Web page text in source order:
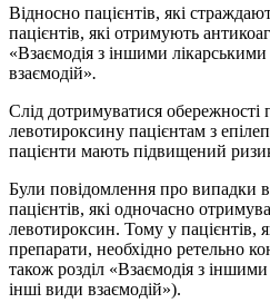
Відносно пацієнтів, які
пацієнтів, які отримують
«Взаємодія з іншими
взаємодій».
Слід дотримуватися обережності
левотироксину пацієнтам з
пацієнти мають підвищений
Були повідомлення про випадки
пацієнтів, які одночасно
левотироксин. Тому у пацієнтів,
препарати, необхідно ретельно
також розділ «Взаємодія з
інші види взаємодій»).